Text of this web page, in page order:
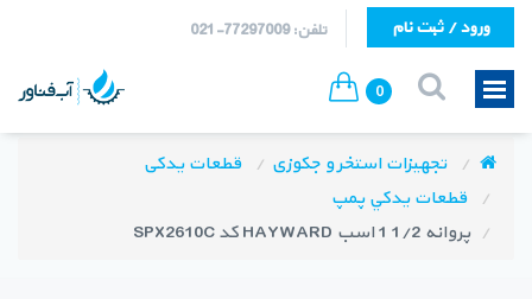
تلفن: 77297009-021 ورود / ثبت نام
0
تجهیزات استخر و جکوزی
قطعات یدکی
قطعات يدكي پمپ
پروانه 1/2 1 اسب HAYWARD کد SPX2610C